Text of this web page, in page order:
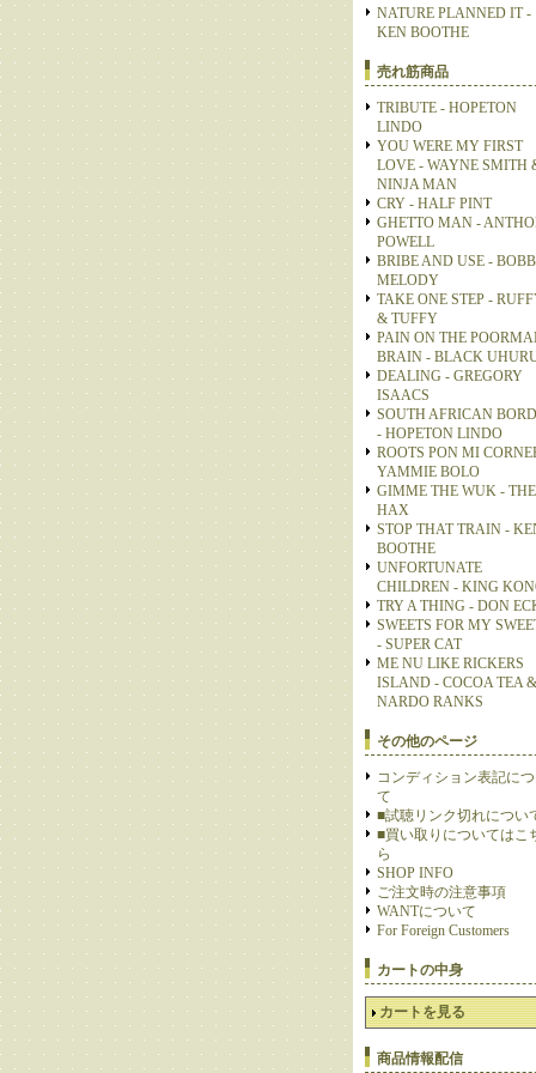
NATURE PLANNED IT -
KEN BOOTHE
売れ筋商品
TRIBUTE - HOPETON
LINDO
YOU WERE MY FIRST
LOVE - WAYNE SMITH
NINJA MAN
CRY - HALF PINT
GHETTO MAN -
POWELL
BRIBE AND USE -
MELODY
TAKE ONE STEP -
& TUFFY
PAIN ON THE
BRAIN - BLACK
DEALING - GREGORY
ISAACS
SOUTH AFRICAN
- HOPETON LINDO
ROOTS PON MI
YAMMIE BOLO
GIMME THE WUK - THE
HAX
STOP THAT TRAIN -
BOOTHE
UNFORTUNATE
CHILDREN - KING
TRY A THING - DON
SWEETS FOR MY
- SUPER CAT
ME NU LIKE RICKERS
ISLAND - COCOA TEA &
NARDO RANKS
その他のページ
コンディション表記に
て
■試聴リンク切れについ
■買い取りについてはこ
ら
SHOP INFO
ご注文時の注意事項
WANTについて
For Foreign Customers
カートの中身
カートを見る
商品情報配信